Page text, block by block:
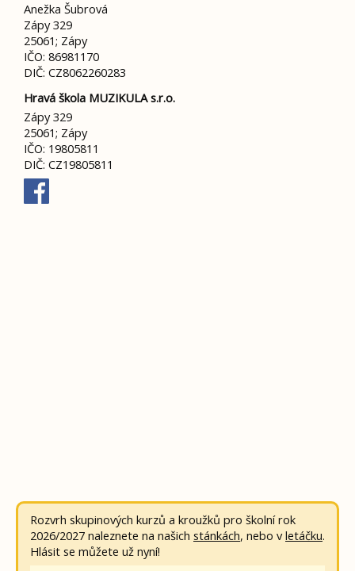
Anežka Šubrová
Zápy 329
25061; Zápy
IČO: 86981170
DIČ: CZ8062260283
Hravá škola MUZIKULA s.r.o.
Zápy 329
25061; Zápy
IČO: 19805811
DIČ: CZ19805811
Rozvrh skupinových kurzů a kroužků pro školní rok
2026/2027 naleznete na našich stánkách, nebo vletáčku.
Hlásit se můžete už nyní!